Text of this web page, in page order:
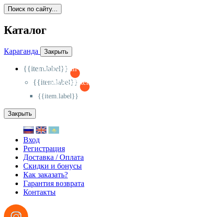
Поиск по сайту...
Каталог
Караганда Закрыть
{{item.label}}
{{activeItem==item.id?'-
{{item.label}}
{{activeSubitem==item.id?'-
{{item.label}}
Закрыть
Вход
Регистрация
Доставка / Оплата
Скидки и бонусы
Как заказать?
Гарантия возврата
Контакты